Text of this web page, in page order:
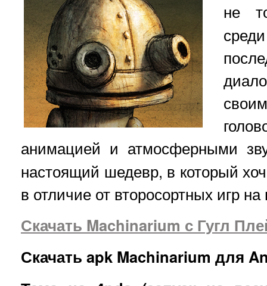
не
анимацией и атмосферными
настоящий шедевр, в который
в отличие от второсортных игр
Скачать Machinarium с Гугл
Скачать apk Machinarium для